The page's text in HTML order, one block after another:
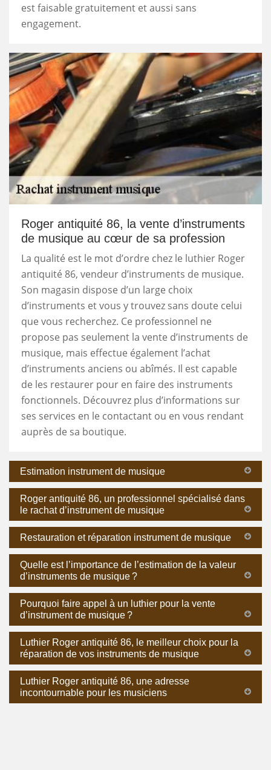
est faisable gratuitement et aussi sans
engagement.
Roger antiquité 86, la vente d’instruments
de musique au cœur de sa profession
La qualité est le mot d’ordre chez le luthier Roger
antiquité 86, vendeur d’instruments de musique.
Son magasin dispose d’un large choix
d’instruments et vous y trouvez sans doute celui
que vous recherchez. Ce professionnel ne
propose pas seulement la vente d’instruments de
musique, mais effectue également l’achat
d’instruments anciens ou abîmés. Il est capable
de les restaurer pour en faire des instruments
fonctionnels. Découvrez plus d’informations sur
ses services en le contactant ou en vous rendant
auprès de sa boutique.
Estimation instrument de musique
Roger antiquité 86, un professionnel spécialisé dans
le rachat d’instrument de musique
Restauration et réparation instrument de musique
Quelle est l’importance de l’estimation de la valeur
d’instruments de musique ?
Pourquoi faire appel à un luthier pour la vente
d’instrument de musique ?
Luthier Roger antiquité 86, le meilleur choix pour la
réparation de vos instruments de musique
Luthier Roger antiquité 86, une adresse
incontournable pour les musiciens